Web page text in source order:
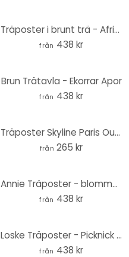
Träposter i brunt trä - Afrika
från 438 kr
Brun Trätavla - Ekorrar Apor
från 438 kr
Träposter Skyline Paris Outline
från 265 kr
Annie Träposter - blommor i sammet
från 438 kr
Loske Träposter - Picknick på hösten
från 438 kr